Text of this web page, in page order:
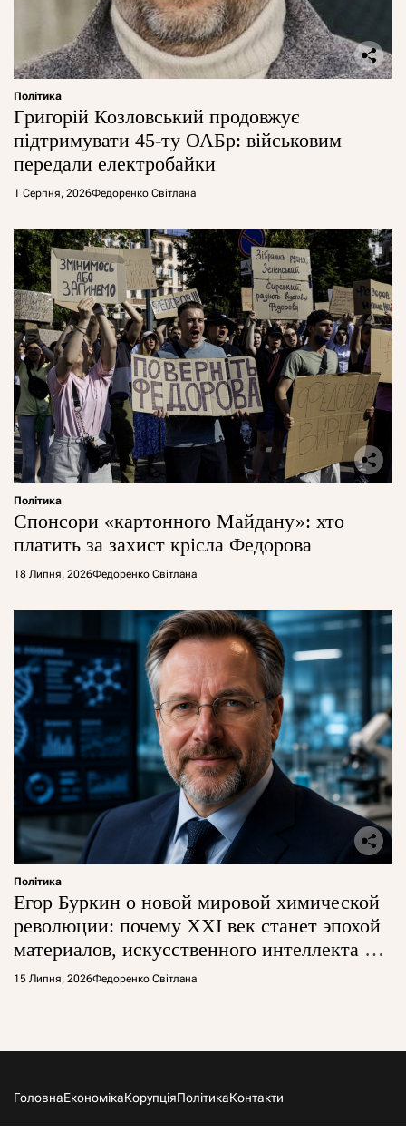
Політика
Григорій Козловський продовжує
підтримувати 45-ту ОАБр: військовим
передали електробайки
1 Серпня, 2026Федоренко Світлана
Політика
Спонсори «картонного Майдану»: хто
платить за захист крісла Федорова
18 Липня, 2026Федоренко Світлана
Політика
Егор Буркин о новой мировой химической
революции: почему XXI век станет эпохой
материалов, искусственного интеллекта и
глобальной борьбы за технологии
15 Липня, 2026Федоренко Світлана
ГоловнаЕкономікаКорупціяПолітикаКонтакти